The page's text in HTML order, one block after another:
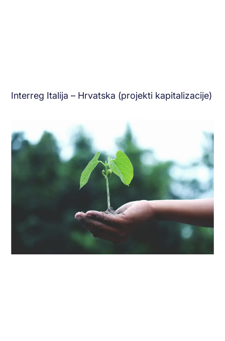
Interreg Italija – Hrvatska (projekti kapitalizacije)